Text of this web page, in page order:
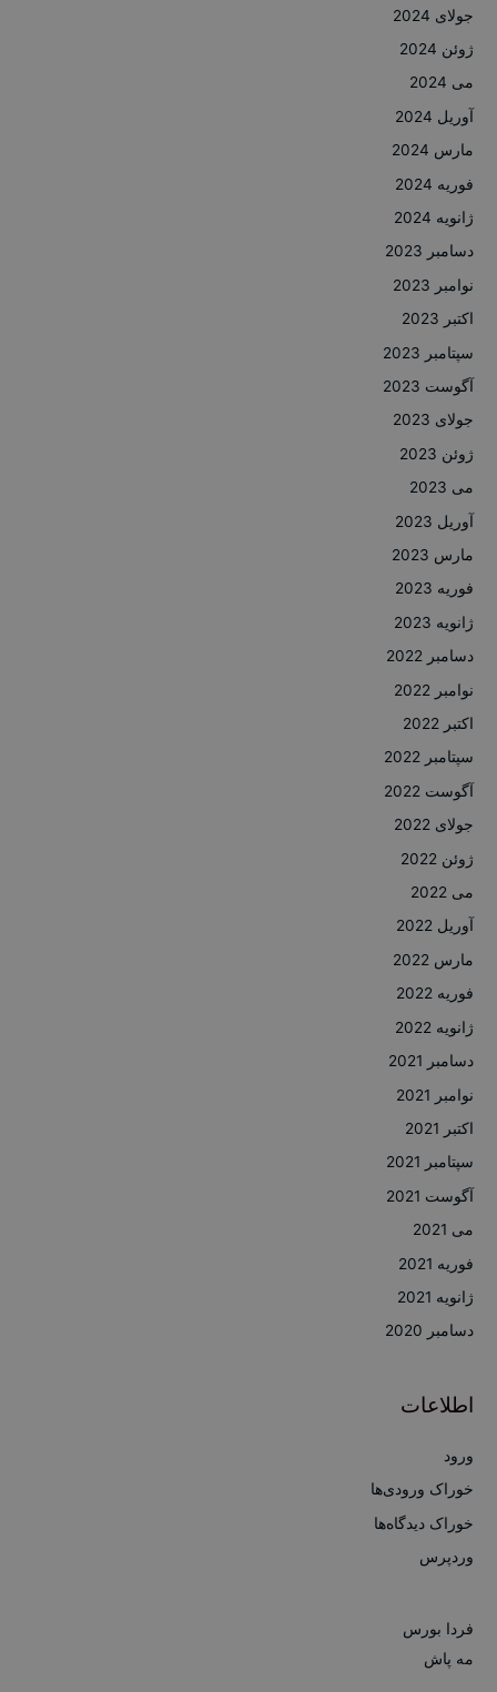
جولای 2024
ژوئن 2024
می 2024
آوریل 2024
مارس 2024
فوریه 2024
ژانویه 2024
دسامبر 2023
نوامبر 2023
اکتبر 2023
سپتامبر 2023
آگوست 2023
جولای 2023
ژوئن 2023
می 2023
آوریل 2023
مارس 2023
فوریه 2023
ژانویه 2023
دسامبر 2022
نوامبر 2022
اکتبر 2022
سپتامبر 2022
آگوست 2022
جولای 2022
ژوئن 2022
می 2022
آوریل 2022
مارس 2022
فوریه 2022
ژانویه 2022
دسامبر 2021
نوامبر 2021
اکتبر 2021
سپتامبر 2021
آگوست 2021
می 2021
فوریه 2021
ژانویه 2021
دسامبر 2020
اطلاعات
ورود
خوراک ورودی‌ها
خوراک دیدگاه‌ها
وردپرس
فردا بورس
مه پاش